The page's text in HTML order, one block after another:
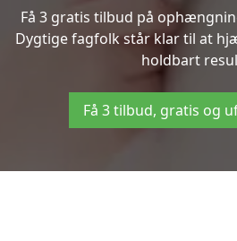
Få 3 gratis tilbud på
Dygtige fagfolk står klar til at
holdbart
Få 3 tilbud, gratis og